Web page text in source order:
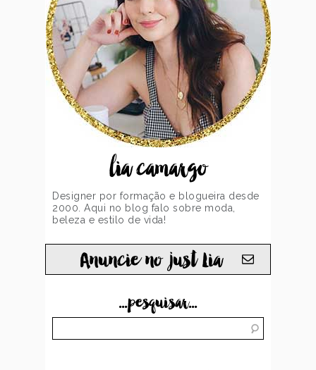
lia camargo
Designer por formação e blogueira desde
2000. Aqui no blog falo sobre moda,
beleza e estilo de vida!
Anuncie no just Lia
...pesquisar...